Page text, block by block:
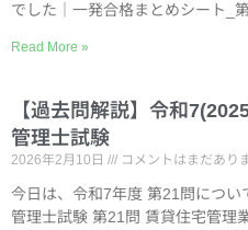
でした｜一発合格まとめシート_
Read More »
【過去問解説】令和
管理士試験
2026年2月10日 コメントはまだあり
今日は、令和7年度 第21問につ
管理士試験 第21問 賃貸住宅管理